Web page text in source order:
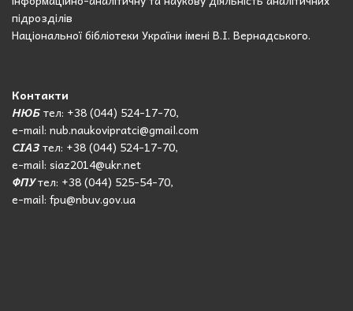
підрозділів
Національної бібліотеки України імені В.І. Вернадського.
Контакти
НЮБтел: +38 (044) 524-17-70,
e-mail: nub.naukovipratci@gmail.com
СІАЗтел: +38 (044) 524-17-70,
e-mail: siaz2014@ukr.net
ФПУтел: +38 (044) 525-54-70,
e-mail: fpu@nbuv.gov.ua